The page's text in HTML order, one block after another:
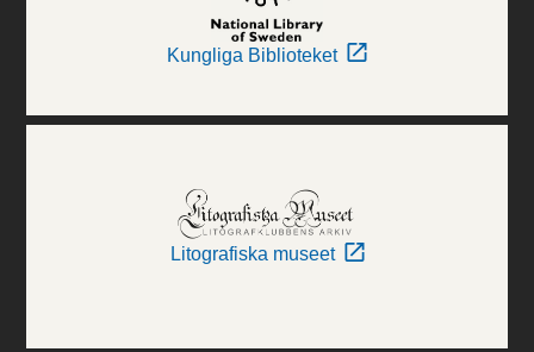
Kungliga Biblioteket
Litografiska museet